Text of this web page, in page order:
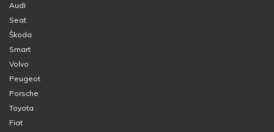
Audi
Seat
Škoda
Smart
Volvo
Peugeot
Porsche
Toyota
Fiat